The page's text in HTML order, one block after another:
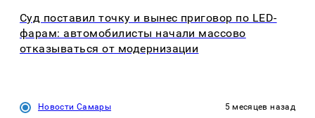
Суд поставил точку и вынес приговор по LED-
фарам: автомобилисты начали массово
отказываться от модернизации
Новости Самары 5 месяцев назад